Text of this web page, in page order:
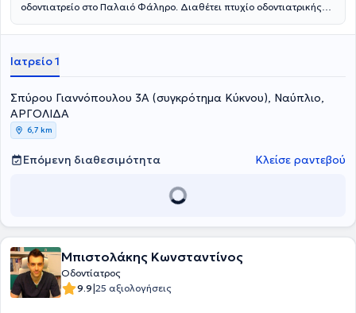
οδοντιατρείο στο Παλαιό Φάληρο. Διαθέτει πτυχίο οδοντιατρικής
Πανεπιστημίου Αθηνών και παρακολούθησε μεταπτυχιακό
ίδιο πανεπιστήμιο. Επιπλέον, έχει παρακολουθήσει μετεκπαιδευτικό
πρόγραμμα στο Καθολικό Πανεπιστήμιο των Βρυξελλών. Είναι
Επιστημονικός συνεργάτης στο Τμήμα Παιδοδοντιατρικής του
Εθνικού και Καποδιστριακού Πανεπιστημίου Αθηνών. Τέλος, η
γιατρός είναι μέλος της Παγκόσμιας Ακαδημίας Παιδοδοντιάτρων
και της Ευρωπαϊκής Ακαδημίας Παιδοδοντιάτρων.
Ιατρείο 1
Σπύρου Γιαννόπουλου 3Α (συγκρότημα Κύκνου), Ναύπλιο,
ΑΡΓΟΛΙΔΑ
6,7 km
Επόμενη διαθεσιμότητα Κλείσε ραντεβού
Μπιστολάκης Κωνσταντίνος
Οδοντίατρος
9.9|25 αξιολογήσεις